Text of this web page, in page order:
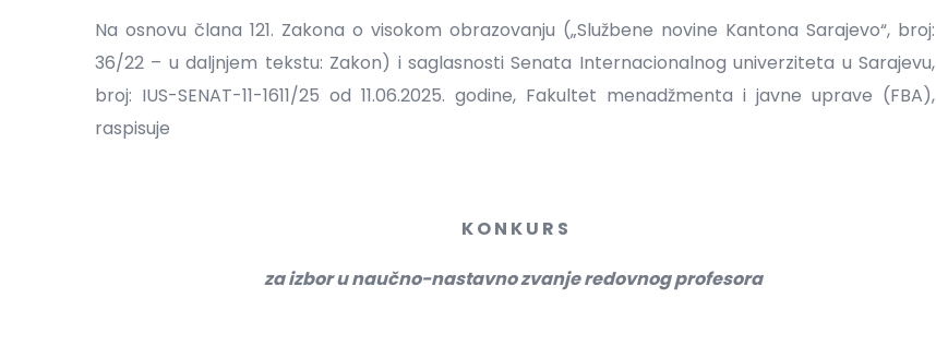
Na osnovu člana 121. Zakona o visokom obrazovanju („Službene novine Kantona Sarajevo“, broj:
36/22 – u daljnjem tekstu: Zakon) i saglasnosti Senata Internacionalnog univerziteta u Sarajevu,
broj: IUS-SENAT-11-1611/25 od 11.06.2025. godine, Fakultet menadžmenta i javne uprave (FBA),
raspisuje
K O N K U R S
za izbor u naučno-nastavno zvanje redovnog profesora